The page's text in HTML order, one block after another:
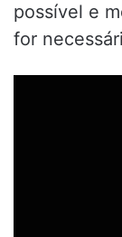
possível e
for